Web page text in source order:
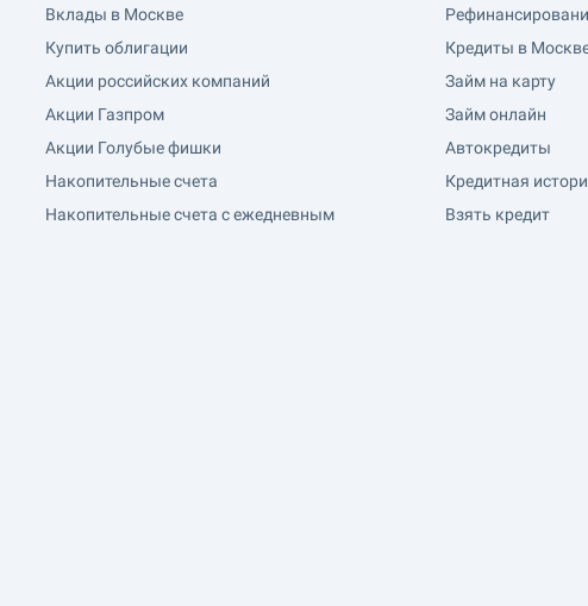
Вклады в Москве
Купить облигации
Акции российских компаний
Акции Газпром
Акции Голубые фишки
Накопительные счета
Накопительные счета с ежедневным
Кредиты в
Займ на карту
Займ онлайн
Автокредиты
Кредитная
Взять кредит